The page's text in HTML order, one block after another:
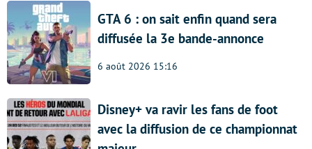
GTA 6 : on sait enfin quand sera
diffusée la 3e bande-annonce
6 août 2026 15:16
Disney+ va ravir les fans de foot
avec la diffusion de ce championnat